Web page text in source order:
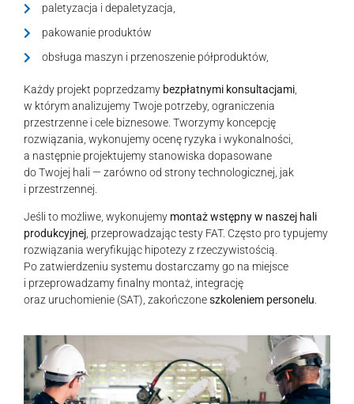
paletyzacja i depaletyzacja,
pakowanie produktów
obsługa maszyn i przenoszenie półproduktów,
Każdy projekt poprzedzamy bezpłatnymi konsultacjami
w którym analizujemy Twoje potrzeby, ograniczenia
przestrzenne i cele biznesowe. Tworzymy koncepcję
rozwiązania, wykonujemy ocenę ryzyka i wykonalności,
a następnie projektujemy stanowiska dopasowane
do Twojej hali — zarówno od strony technologicznej, jak
i przestrzennej.
Jeśli to możliwe, wykonujemy montaż wstępny w naszej hali
produkcyjnej , przeprowadzając testy FAT. Często pro typujemy
rozwiązania weryfikując hipotezy z rzeczywistością.
Po zatwierdzeniu systemu dostarczamy go na miejsce
i przeprowadzamy finalny montaż, integrację
oraz uruchomienie (SAT), zakończoneszkoleniem personelu